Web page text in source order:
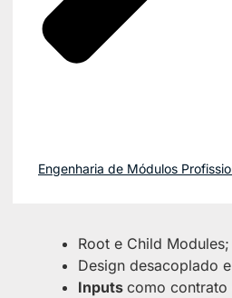
Engenharia de Módulos
Root e Child Modules;
Design desacoplado
Inputs como contrato